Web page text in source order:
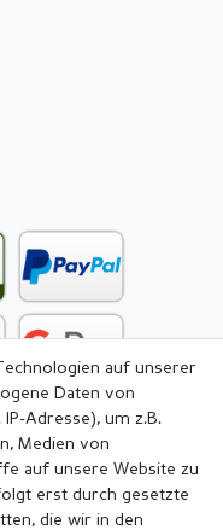
auf unserer
Daten von
Adresse), um z.B.
Medien von
auf unsere Website zu
erst durch gesetzte
die wir in den